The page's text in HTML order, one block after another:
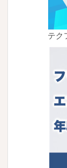
テク